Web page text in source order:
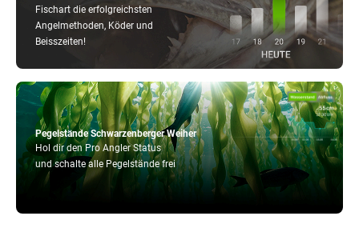
Pegelstände Schwarzenberger Weiher
Hol dir den Pro Angler Status
und schalte alle Pegelstände frei
Fischart die erfolgreichsten
Angelmethoden, Köder und
Beisszeiten!